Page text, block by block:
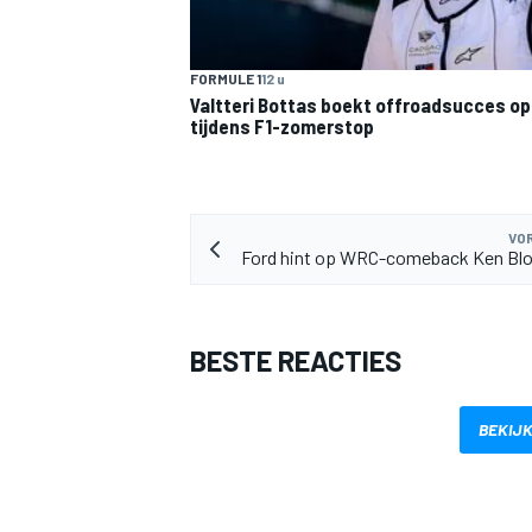
FORMULE 112 u
Valtteri Bottas boekt offroadsucces
tijdens F1-zomerstop
Ford hint op WRC-comeback Ken
BESTE REACTIES